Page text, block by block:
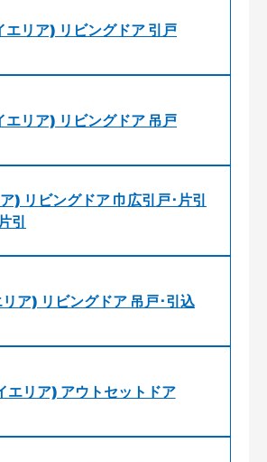
リア) リビングドア 引戸
リア) リビングドア 吊戸
) リビングドア 巾広引戸･片引
引
ア) リビングドア 吊戸･引込
リア) アウトセットドア